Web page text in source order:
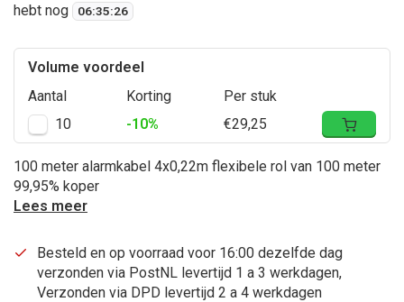
hebt nog
06:35:26
Volume voordeel
Aantal
Korting
Per stuk
10
-10% €29,25
100 meter alarmkabel 4x0,22m flexibele rol van 100 meter
99,95% koper
Lees meer
Besteld en op voorraad voor 16:00 dezelfde dag
verzonden via PostNL levertijd 1 a 3 werkdagen,
Verzonden via DPD levertijd 2 a 4 werkdagen